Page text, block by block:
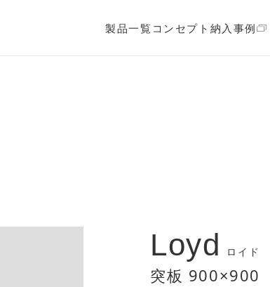
製品一覧 コンセプト 納入事例
Loyd ロイド
突板 900×900